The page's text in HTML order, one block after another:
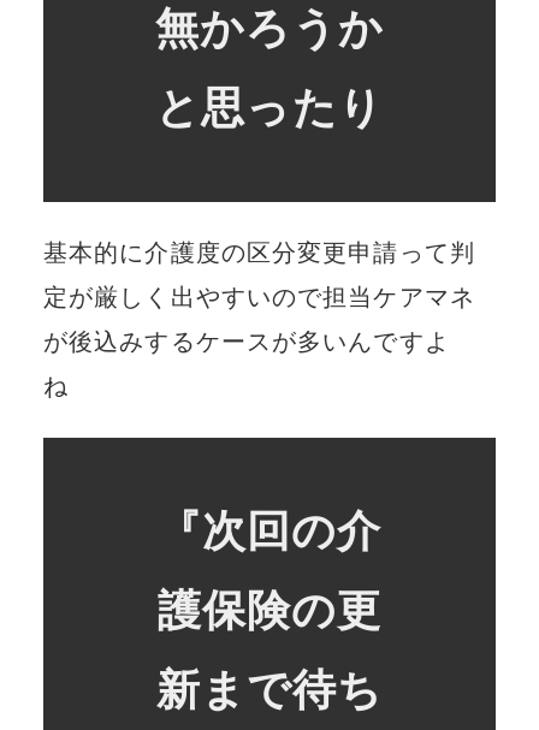
無かろうか
と思ったり
基本的に介護度の区分変更申請って判
定が厳しく出やすいので担当ケアマネ
が後込みするケースが多いんですよ
ね
『次回の介
護保険の更
新まで待ち